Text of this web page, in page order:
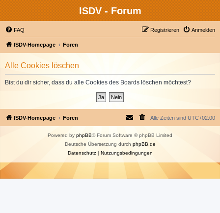
ISDV - Forum
FAQ Anmelden
Registrieren
ISDV-Homepage Foren
Alle Cookies löschen
Bist du dir sicher, dass du alle Cookies des Boards löschen möchtest?
ISDV-Homepage Foren Alle Zeiten sind UTC+02:00
Powered by phpBB® Forum Software © phpBB Limited
Deutsche Übersetzung durch phpBB.de
Datenschutz| Nutzungsbedingungen